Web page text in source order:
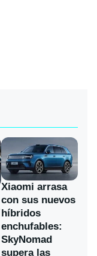
Xiaomi arrasa
con sus nuevos
híbridos
enchufables:
SkyNomad
supera las